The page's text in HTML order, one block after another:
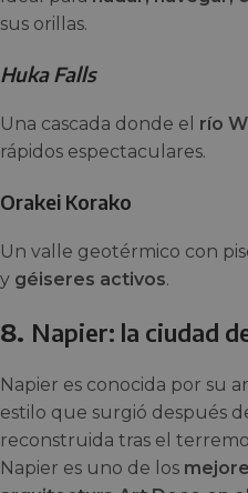
sus orillas.
Huka Falls
Una cascada donde el río
rápidos espectaculares.
Orakei Korako
Un valle geotérmico con
y géiseres activos.
8. Napier: la ciudad
Napier es conocida por su
estilo que surgió después
reconstruida tras el
Napier es uno de los